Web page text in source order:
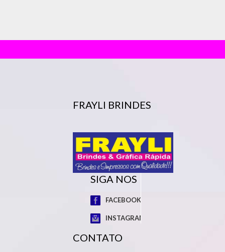
FRAYLI BRINDES
SIGA NOS
FACEBOOK
INSTAGRAM
CONTATO